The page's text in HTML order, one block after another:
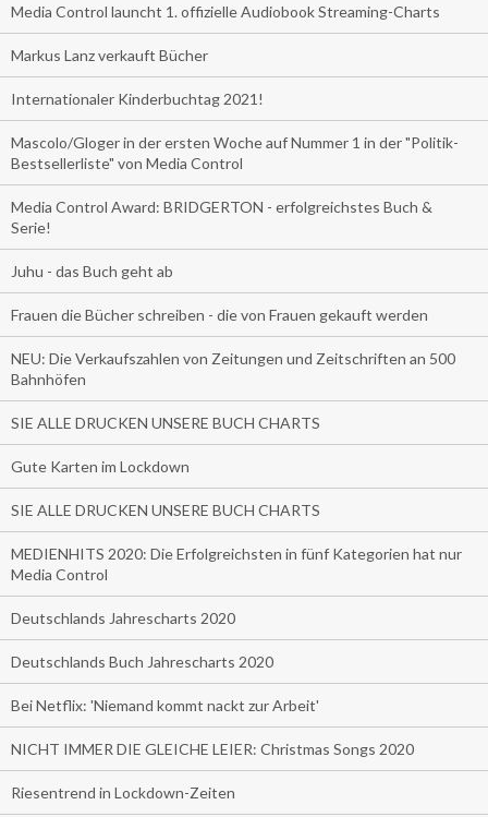
Media Control launcht 1. offizielle Audiobook Streaming-Charts
Markus Lanz verkauft Bücher
Internationaler Kinderbuchtag 2021!
Mascolo/Gloger in der ersten Woche auf Nummer 1 in der "Politik-
Bestsellerliste" von Media Control
Media Control Award: BRIDGERTON - erfolgreichstes Buch &
Serie!
Juhu - das Buch geht ab
Frauen die Bücher schreiben - die von Frauen gekauft werden
NEU: Die Verkaufszahlen von Zeitungen und Zeitschriften an 500
Bahnhöfen
SIE ALLE DRUCKEN UNSERE BUCH CHARTS
Gute Karten im Lockdown
SIE ALLE DRUCKEN UNSERE BUCH CHARTS
MEDIENHITS 2020: Die Erfolgreichsten in fünf Kategorien hat nur
Media Control
Deutschlands Jahrescharts 2020
Deutschlands Buch Jahrescharts 2020
Bei Netflix: 'Niemand kommt nackt zur Arbeit'
NICHT IMMER DIE GLEICHE LEIER: Christmas Songs 2020
Riesentrend in Lockdown-Zeiten